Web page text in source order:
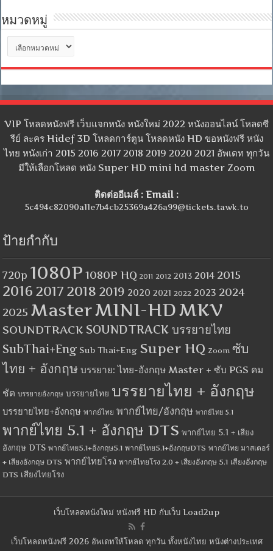
หมวดหมู่
หมู่
VIP โหลดหนังฟรี เว็บแจกหนัง หนังใหม่ 2022 หนังออนไลน์ โหลดซี
รีย์ ละคร Hidef 3D โหลดการ์ตูน โหลดหนัง HD ขอหนังฟรี หนัง
ไทย หนังเก่า 2015 2016 2017 2018 2019 2020 2021 อัพเดท ทุกวัน
มีให้เลือกโหลด หนัง Super HD mini hd master Zoom
ติดต่ออีเมล์ : Email :
5c494c82090a11e7b4cb25369a426a99@tickets.tawk.to
ป้ายกำกับ
720p 1080P 1080P HQ 2011 2012 2013 2014 2015
2016 2017 2018 2019 2020 2021 2022 2023 2024
2025 MasterMINI-HDMKV
SOUNDTRACK SOUNDTRACK บรรยายไทย
SubThai+Eng Sub Thai+Eng Super HQ Zoom ซับ
ไทย + อังกฤษ บรรยาย: ไทย-อังกฤษ Master + ซับ PGS คม
ชัด บรรยายอังกฤษ บรรยายไทย บรรยายไทย + อังกฤษ
บรรยายไทย+อังกฤษ พากย์ไทย พากย์ไทย/อังกฤษ พากย์ไทย 5.1
พากย์ไทย 5.1 + อังกฤษ DTS พากย์ไทย 5.1 + เสียง
อังกฤษ DTS พากย์ไทย5.1+อังกฤษ5.1 พากย์ไทย5.1+อังกฤษDTS พากย์ไทย มาสเตอร์
+ เสียงอังกฤษ DTS พากย์ไทยโรง พากย์ไทยโรง 2.0 + เสียงอังกฤษ 5.1 เสียงอังกฤษ
DTS เสียงไทยโรง
เว็บโหลดหนังใหม่ หนังฟรี HD กับเว็บ Load2up
เว็บโหลดหนังฟรี 2026 อัพเดทให้โหลด ทุกวัน ทั้งหนังไทย หนังต่างประเทศ